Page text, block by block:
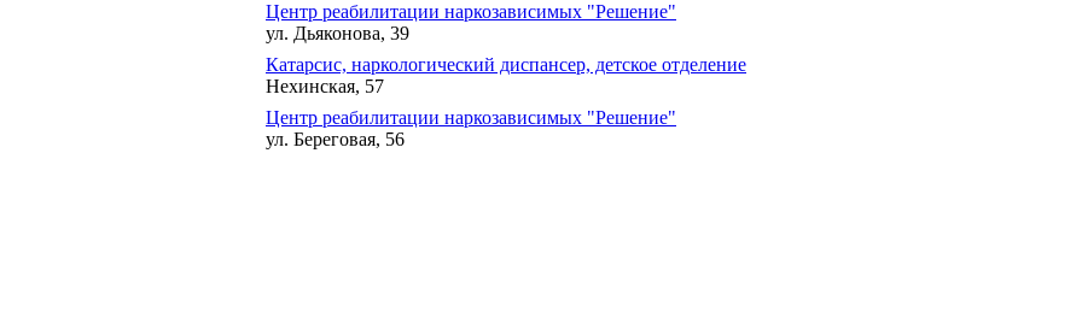
Центр реабилитации наркозависимых "Решение"
ул. Дьяконова, 39
Катарсис, наркологический диспансер, детское отделение
Нехинская, 57
Центр реабилитации наркозависимых "Решение"
ул. Береговая, 56